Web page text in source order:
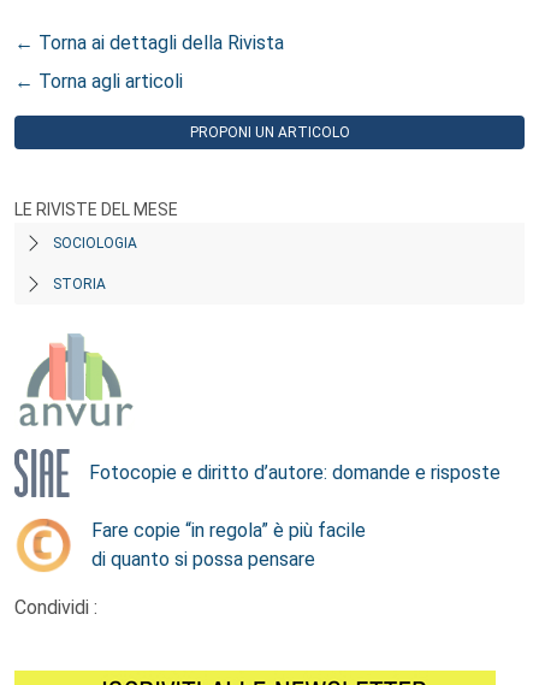
← Torna ai dettagli della Rivista
← Torna agli articoli
PROPONI UN ARTICOLO
LE RIVISTE DEL MESE
SOCIOLOGIA
STORIA
Fotocopie e diritto d’autore: domande e risposte
Fare copie “in regola” è più facile
di quanto si possa pensare
Condividi :